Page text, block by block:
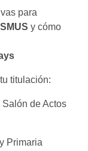
para
y cómo
titulación:
Salón de Actos
Primaria